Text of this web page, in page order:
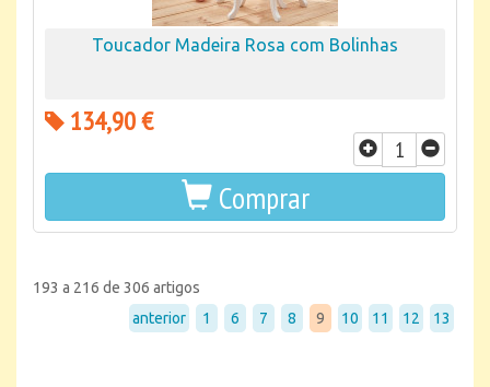
Toucador Madeira Rosa com Bolinhas
134,90 €
Comprar
193 a 216 de 306 artigos
anterior
1 6 7 8 9 10 11 12 13